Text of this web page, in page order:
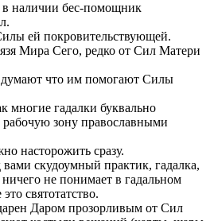
в наличии бес-помощник
ей покровительствующей.
Мира Сего, редко от Сил Матери
что им помогают Силы
многие гадалки буквально
зону православными
насторожить сразу.
вами скудоумный практик, гадалка,
ничего не понимает в гадальном
святотатство.
Даром прозорливым от Сил